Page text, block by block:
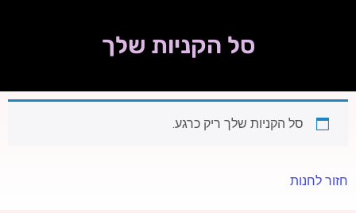
סל הקניות שלך
סל הקניות שלך ריק כרגע.
חזור לחנות